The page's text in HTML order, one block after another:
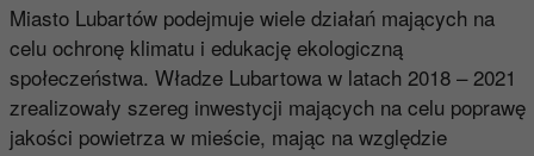
Miasto Lubartów podejmuje wiele działań mających na
celu ochronę klimatu i edukację ekologiczną
społeczeństwa. Władze Lubartowa w latach 2018 – 2021
zrealizowały szereg inwestycji mających na celu poprawę
jakości powietrza w mieście, mając na względzie